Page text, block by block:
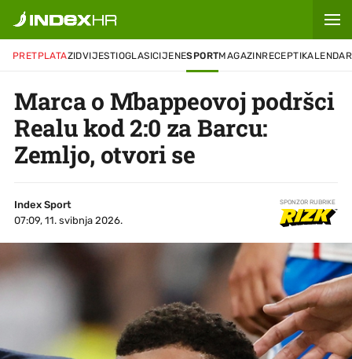
PRETPLATAZIDVIJESTIOGLASICIJENESPORTMAGAZINRECEPTIKALENDAR
Marca o Mbappeovoj podršci
Realu kod 2:0 za Barcu:
Zemljo, otvori se
Index Sport
07:09, 11. svibnja 2026.
SPONZOR RUBRIKE